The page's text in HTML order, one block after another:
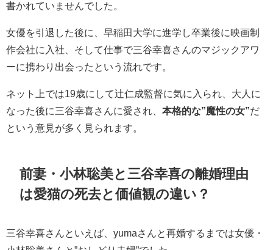
書かれていませんでした。
女優を引退した後に、早稲田大学に進学し卒業後に映画制
作会社に入社、そして仕事で三谷幸喜さんのマジックアワ
ーに携わり出会ったという流れです。
ネット上では19歳にして辻仁成監督に気に入られ、大人に
なった後に三谷幸喜さんに愛され、 本格的な”魔性の女”だ
という意見が多く見られます。
前妻・小林聡美と三谷幸喜の離婚理由
は愛猫の死去と価値観の違い？
三谷幸喜さんといえば、yumaさんと再婚するまでは女優・